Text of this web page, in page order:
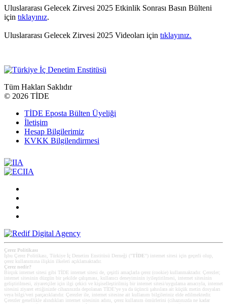
Uluslararası Gelecek Zirvesi 2025 Etkinlik Sonrası Basın Bülteni
için tıklayınız.
Uluslararası Gelecek Zirvesi 2025 Videoları için tıklayınız.
Tüm Hakları Saklıdır
© 2026 TİDE
TİDE Eposta Bülten Üyeliği
İletişim
Hesap Bilgilerimiz
KVKK Bilgilendirmesi
Çerez Politikası
İşbu Çerez Politikası, Türkiye İç Denetim Enstitüsü Derneği (" TİDE ") internet sitesi için geçerli olup,
çerez kullanımına ilişkin ilkeleri açıklamaktadır.
Çerez nedir?
Birçok internet sitesi gibi TİDE internet sitesi de, çeşitli amaçlarla çerez (cookie) kullanmaktadır. Çerezler;
internet sitesinin düzgün bir şekilde çalışması, kullanıcı deneyiminin iyileştirilmesi, internet sitesinin
geliştirilmesi, ziyaretçiler için ilgi çekici ve kişiselleştirilmiş bir internet sitesi/uygulama amacıyla, internet
sitesini ziyaret ettiğinizde cihazınızda depolanan TİDE’ye ya da üçüncü şahıslara ait küçük metin dosyaları
veya bilgi/veri parçacıklarıdır. Çerezler ile, internet sitesine ait kullanım bilgileriniz elde edilmektedir.
Çerezler genellikle alındıkları internet sitesinin adını, çerez kullanım ömürlerini (cihazınızda ne kadar